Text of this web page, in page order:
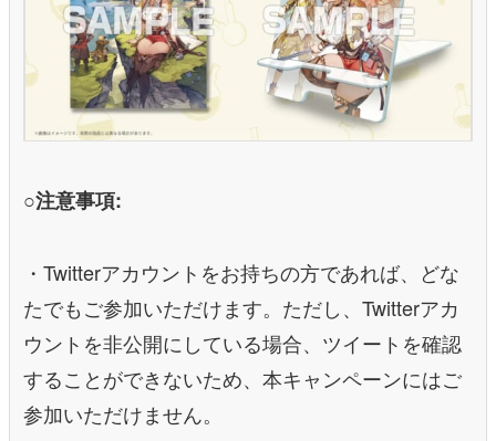
○注意事項:
・Twitterアカウントをお持ちの方であれば、どな
たでもご参加いただけます。ただし、Twitterアカ
ウントを非公開にしている場合、ツイートを確認
することができないため、本キャンペーンにはご
参加いただけません。